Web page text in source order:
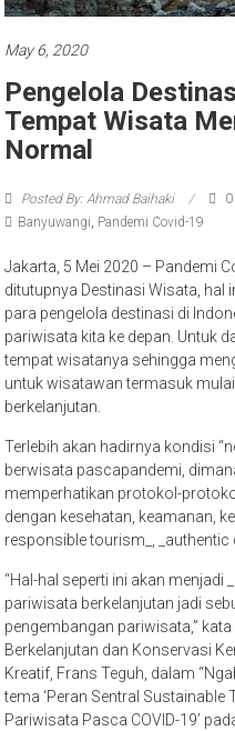
May 6, 2020
Pengelola
Tempat Wisata
Normal
Posted By: Ahmad Baihaki
Banyuwangi, Pandemi Covid-19
Jakarta, 5 Mei 2020 – Pandemi
ditutupnya Destinasi Wisata,
para pengelola destinasi di
pariwisata kita ke depan. Untuk
tempat wisatanya sehingga
untuk wisatawan termasuk
berkelanjutan.
Terlebih akan hadirnya kondisi
berwisata pascapandemi,
memperhatikan protokol-
dengan kesehatan, keamanan,
responsible tourism_, _authentic
“Hal-hal seperti ini akan menjadi
pariwisata berkelanjutan jadi
pengembangan pariwisata,”
Berkelanjutan dan Konservasi
Kreatif, Frans Teguh, dalam
tema ‘Peran Sentral
Pariwisata Pasca COVID-19’